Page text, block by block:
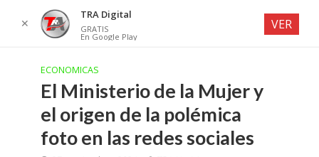
ECONOMICAS
El Ministerio de la Mujer y
el origen de la polémica
foto en las redes sociales
✕
TRA Digital
GRATIS
En Google Play
VER